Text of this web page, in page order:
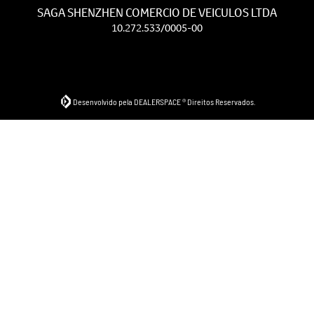
SAGA SHENZHEN COMERCIO DE VEICULOS LTDA
10.272.533/0005-00
Desenvolvido pela DEALERSPACE ® Direitos Reservados.